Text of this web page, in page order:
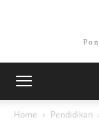
Home Pendidikan